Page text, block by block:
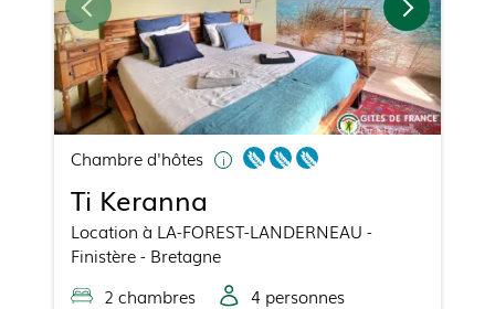
Chambre d'hôtes
Ti Keranna
Location à LA-FOREST-LANDERNEAU -
Finistère - Bretagne
2 chambres 4 personnes